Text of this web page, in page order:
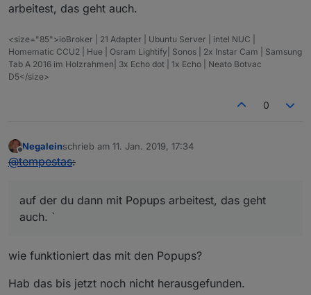
arbeitest, das geht auch.
<size="85">ioBroker | 21 Adapter | Ubuntu Server | intel NUC |
Homematic CCU2 | Hue | Osram Lightify| Sonos | 2x Instar Cam | Samsung
Tab A 2016 im Holzrahmen| 3x Echo dot | 1x Echo | Neato Botvac
D5</size>
0
Offline
Negaleinschrieb am 11. Jan. 2019, 17:34
zuletzt editiert von
@tempestas:
auf der du dann mit Popups arbeitest, das geht
auch. `
wie funktioniert das mit den Popups?
Hab das bis jetzt noch nicht herausgefunden.